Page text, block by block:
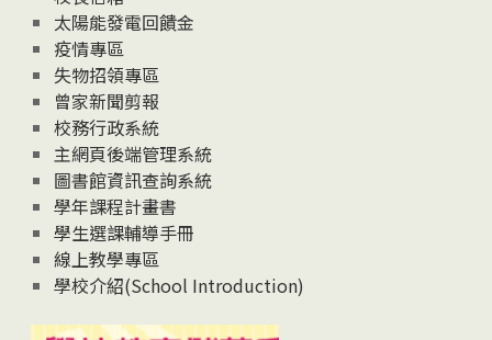
太陽能發電回饋金
疫情專區
失物招領專區
曾家新聞剪報
校務行政系統
主網頁後端管理系統
圖書館資訊查詢系統
學年課程計畫書
學生選課輔導手冊
線上教學專區
學校介紹(School Introduction)